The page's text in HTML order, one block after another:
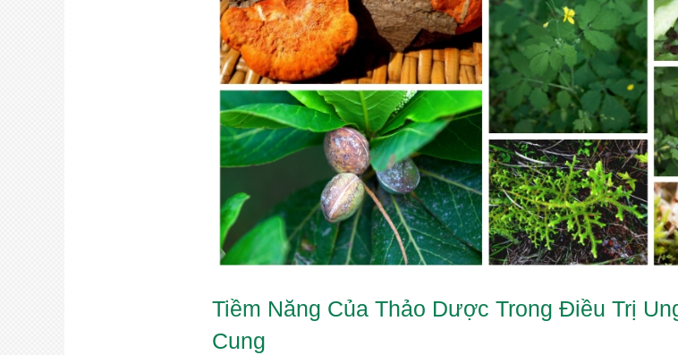
Tiềm Năng Của Thảo Dược Trong Điều Trị
Cung